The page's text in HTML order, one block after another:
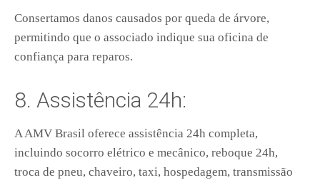
Consertamos danos causados por queda de árvore,
permitindo que o associado indique sua oficina de
confiança para reparos.
8. Assistência 24h:
A AMV Brasil oferece assistência 24h completa,
incluindo socorro elétrico e mecânico, reboque 24h,
troca de pneu, chaveiro, taxi, hospedagem, transmissão